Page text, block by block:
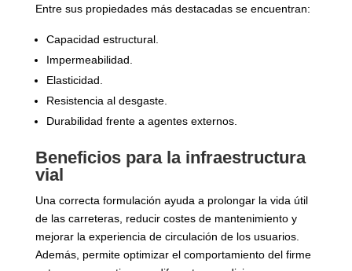
Entre sus propiedades más destacadas se encuentran:
Capacidad estructural.
Impermeabilidad.
Elasticidad.
Resistencia al desgaste.
Durabilidad frente a agentes externos.
Beneficios para la infraestructura
vial
Una correcta formulación ayuda a prolongar la vida útil
de las carreteras, reducir costes de mantenimiento y
mejorar la experiencia de circulación de los usuarios.
Además, permite optimizar el comportamiento del firme